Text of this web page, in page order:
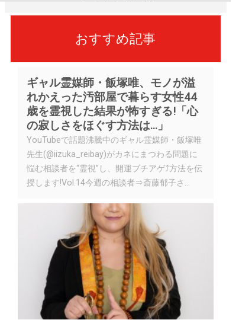
おすすめ記事
ギャル霊媒師・飯塚唯、モノが溢
れかえった汚部屋で暮らす女性44
歳を霊視した結果が怖すぎる!「心
の寂しさをほぐす方法は...」
YouTubeで話題沸騰中のギャル霊媒師・飯塚唯
先生(@iizuka_reibay)がカネにまつわる問題に
悩む相談者を“霊視”し、開運ブチアゲ⤴方法を伝
授します!Vol.14今週の相談者⇒斎藤郁子さ...